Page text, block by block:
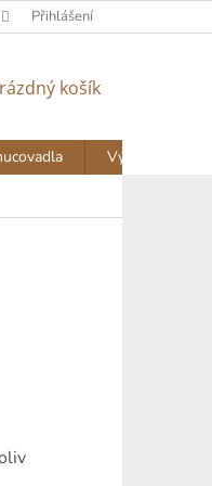
NÁM AKTUALITY
Přihlášení
košík
Výprodej